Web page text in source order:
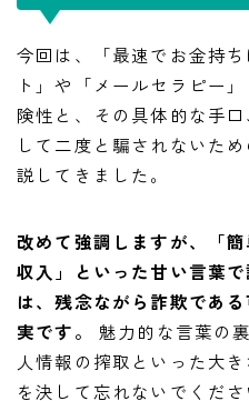
今回は、「最速でお金持
ト」や「メールセラピー
険性と、その具体的な手
して二度と騙されないた
説してきました。
改めて強調しますが、「
収入」といった甘い言葉
は、残念ながら詐欺であ
実です。
魅力的な言葉の
人情報の搾取といった大
を決して忘れないでくださ